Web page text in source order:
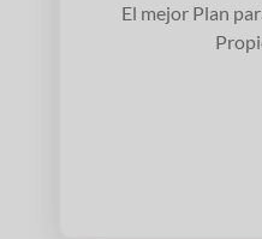
El mejor Plan